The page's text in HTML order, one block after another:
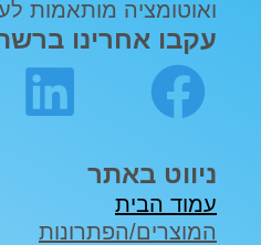
ואוטומציה מותאמות
עקבו אחרינו
ניווט באתר
עמוד הבית
המוצרים/הפתרונות